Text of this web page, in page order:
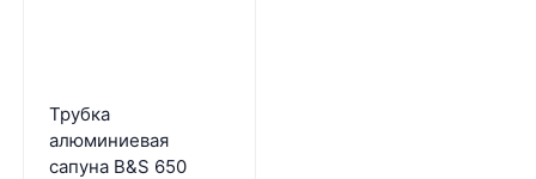
Трубка
алюминиевая
сапуна B&S 650